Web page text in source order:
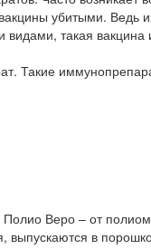
убитыми. Ведь
такая вакцина
Такие
Полио Веро – от
выпускаются в